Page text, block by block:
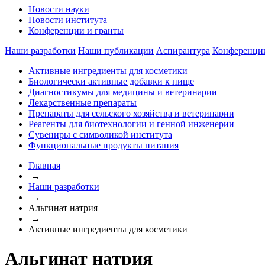
Новости науки
Новости института
Конференции и гранты
Наши разработки Наши публикации Аспирантура
Активные ингредиенты для косметики
Биологически активные добавки к пище
Диагностикумы для медицины и ветеринарии
Лекарственные препараты
Препараты для сельского хозяйства и ветеринарии
Реагенты для биотехнологии и генной инженерии
Сувениры с символикой института
Функциональные продукты питания
Главная
→
Наши разработки
→
Альгинат натрия
→
Активные ингредиенты для косметики
Альгинат натрия